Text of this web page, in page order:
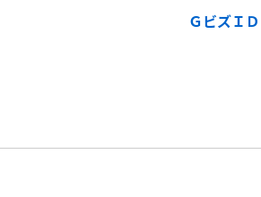
ＧビズＩ